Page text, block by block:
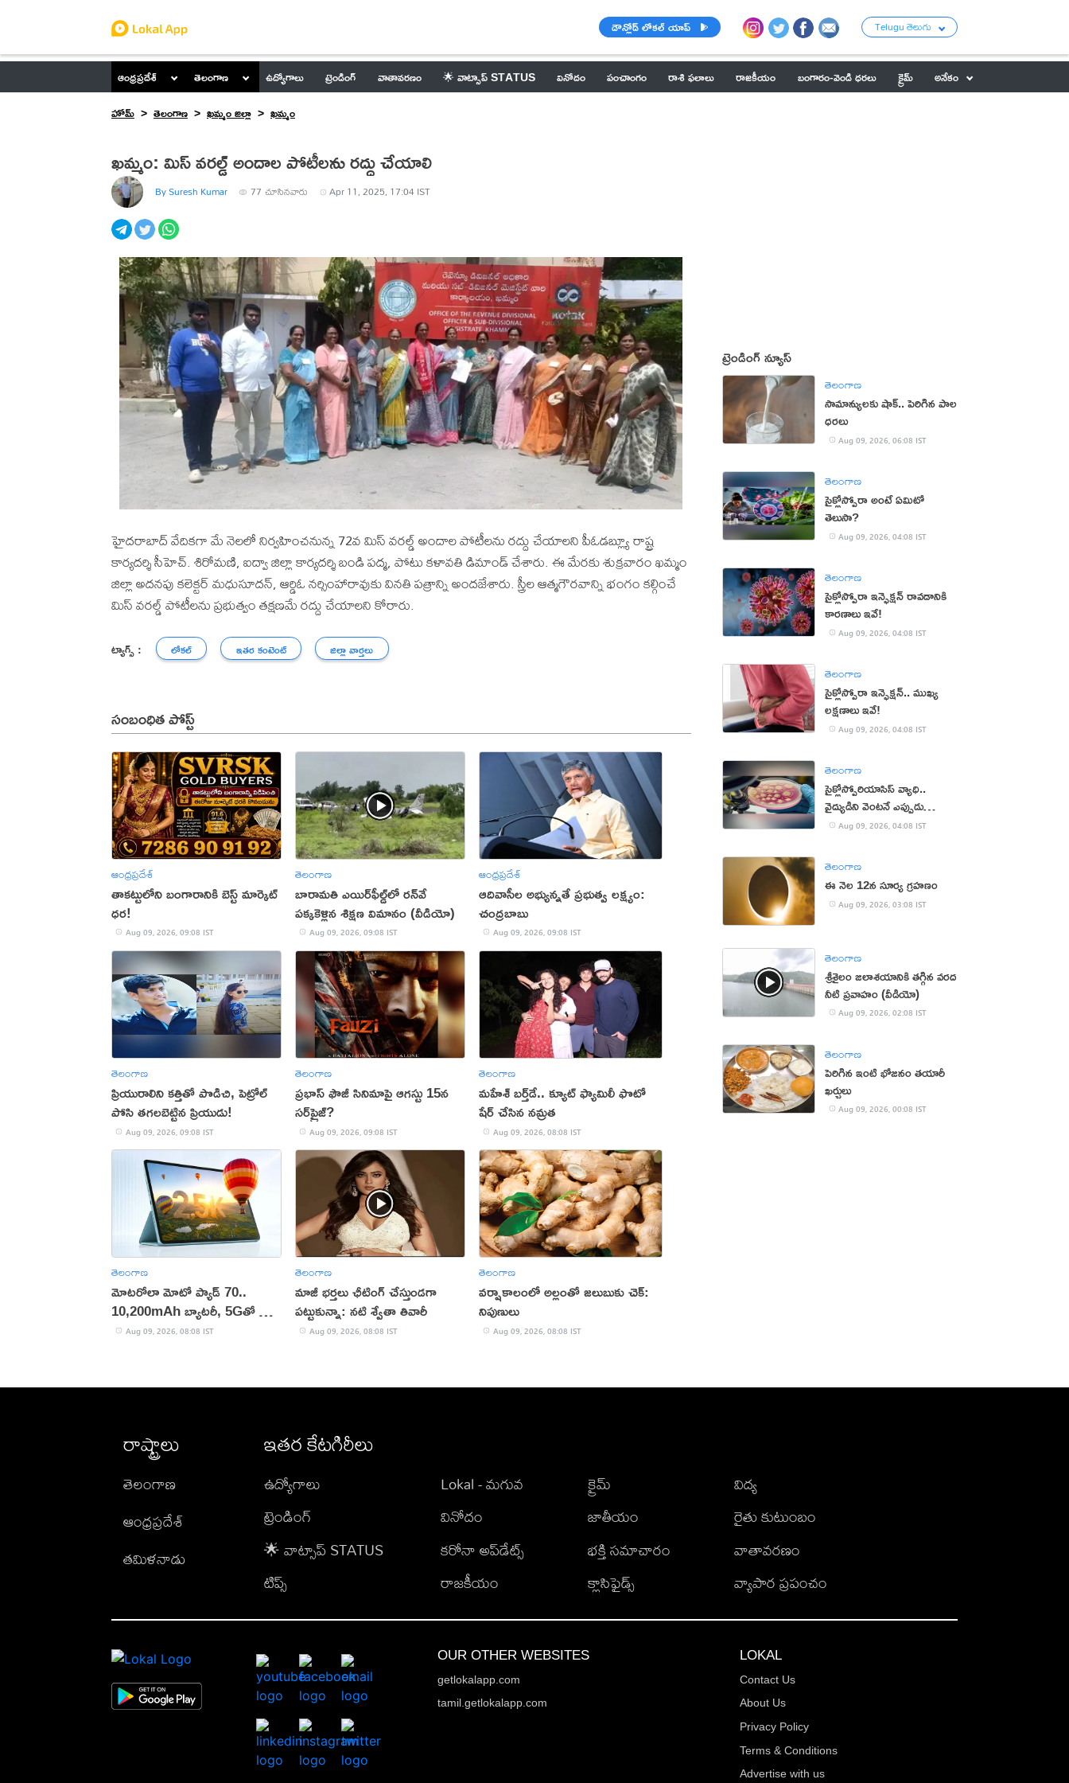
డౌన్లోడ్ లోకల్ యాప్ Telugu తెలుగు
ఆంధ్రప్రదేశ్ తెలంగాణ ఉద్యోగాలు ట్రెండింగ్ వాతావరణం 🌟 వాట్సాప్ STATUS వినోదం పంచాంగం రాశి ఫలాలు రాజకీయం బంగారం-వెండి ధరలు క్రైమ్
అనేకం
హోమ్
తెలంగాణ ఖమ్మం జిల్లా ఖమ్మం
ఖమ్మం: మిస్‌ వరల్డ్‌ అందాల పోటీలను రద్దు చేయాలి
By Suresh Kumar 77 చూసినవారు Apr 11, 2025, 17:04 IST
హైదరాబాద్‌ వేదికగా మే నెలలో నిర్వహించనున్న 72వ మిస్‌ వరల్డ్‌ అందాల పోటీలను రద్దు చేయాలని పీఓడబ్ల్యూ రాష్ట్ర
కార్యదర్శి సీహెచ్. శిరోమణి, ఐద్వా జిల్లా కార్యదర్శి బండి పద్మ, పోటు కళావతి డిమాండ్ చేశారు. ఈ మేరకు శుక్రవారం ఖమ్మం
జిల్లా అదనపు కలెక్టర్ మధుసూదన్, ఆర్డిఓ నర్సింహారావుకు వినతి పత్రాన్ని అందజేశారు. స్త్రీల ఆత్మగౌరవాన్ని భంగం కల్గించే
మిస్ వరల్డ్ పోటీలను ప్రభుత్వం తక్షణమే రద్దు చేయాలని కోరారు.
ట్యాగ్స్ : లోకల్ ఇతర కంటెంట్ జిల్లా వార్తలు
సంబంధిత పోస్ట్
ఆంధ్రప్రదేశ్
తాకట్టులోని బంగారానికి బెస్ట్ మార్కెట్
ధర!
Aug 09, 2026, 09:08 IST
తెలంగాణ
బారామతి ఎయిర్‌ఫీల్డ్‌లో రన్‌వే
పక్కకెళ్లిన శిక్షణ విమానం (వీడియో)
Aug 09, 2026, 09:08 IST
ఆంధ్రప్రదేశ్
ఆదివాసీల అభ్యున్నతే ప్రభుత్వ లక్ష్యం:
చంద్రబాబు
Aug 09, 2026, 09:08 IST
తెలంగాణ
ప్రియురాలిని కత్తితో పొడిచి, పెట్రోల్
పోసి తగలబెట్టిన ప్రియుడు!
Aug 09, 2026, 09:08 IST
తెలంగాణ
ప్రభాస్ ఫౌజీ సినిమాపై ఆగస్టు 15న
సర్‌ప్రైజ్?
Aug 09, 2026, 09:08 IST
తెలంగాణ
మహేశ్‌ బర్త్‌డే.. క్యూట్‌ ఫ్యామిలీ ఫొటో
షేర్ చేసిన నమ్రత
Aug 09, 2026, 08:08 IST
తెలంగాణ
మోటరోలా మోటో ప్యాడ్ 70..
10,200mAh బ్యాటరీ, 5Gతో కొత్త
టాబ్లెట్ విడుదల
Aug 09, 2026, 08:08 IST
తెలంగాణ
మాజీ భర్తలు ఛీటింగ్ చేస్తుండగా
పట్టుకున్నా: నటి శ్వేతా తివారీ
Aug 09, 2026, 08:08 IST
తెలంగాణ
వర్షాకాలంలో అల్లంతో జలుబుకు చెక్:
నిపుణులు
Aug 09, 2026, 08:08 IST
ట్రెండింగ్ న్యూస్
తెలంగాణ
సామాన్యులకు షాక్.. పెరిగిన పాల
ధరలు
Aug 09, 2026, 06:08 IST
తెలంగాణ
సైక్లోస్పోరా అంటే ఏమిటో
తెలుసా?
Aug 09, 2026, 04:08 IST
తెలంగాణ
సైక్లోస్పోరా ఇన్ఫెక్షన్ రావడానికి
కారణాలు ఇవే!
Aug 09, 2026, 04:08 IST
తెలంగాణ
సైక్లోస్పోరా ఇన్ఫెక్షన్.. ముఖ్య
లక్షణాలు ఇవే!
Aug 09, 2026, 04:08 IST
తెలంగాణ
సైక్లోస్పోరియాసిస్ వ్యాధి..
వైద్యుడిని వెంటనే ఎప్పుడు
సంప్రదించాలంటే?
Aug 09, 2026, 04:08 IST
తెలంగాణ
ఈ నెల 12న సూర్య గ్రహణం
Aug 09, 2026, 03:08 IST
తెలంగాణ
శ్రీశైలం జలాశయానికి తగ్గిన వరద
నీటి ప్రవాహం (వీడియో)
Aug 09, 2026, 02:08 IST
తెలంగాణ
పెరిగిన ఇంటి భోజనం తయారీ
ఖర్చులు
Aug 09, 2026, 00:08 IST
రాష్ట్రాలు
తెలంగాణ
ఆంధ్రప్రదేశ్
తమిళనాడు
ఇతర కేటగిరీలు
ఉద్యోగాలు
ట్రెండింగ్
🌟 వాట్సాప్ STATUS
టిప్స్
Lokal - మగువ
వినోదం
కరోనా అప్‌డేట్స్
రాజకీయం
క్రైమ్
జాతీయం
భక్తి సమాచారం
క్లాసిఫైడ్స్
విద్య
రైతు కుటుంబం
వాతావరణం
వ్యాపార ప్రపంచం
OUR OTHER WEBSITES
getlokalapp.com
tamil.getlokalapp.com
LOKAL
Contact Us
About Us
Privacy Policy
Terms & Conditions
Advertise with us